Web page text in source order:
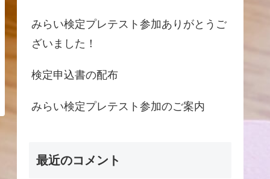
みらい検定プレテスト参加ありがとうご
ざいました！
検定申込書の配布
みらい検定プレテスト参加のご案内
最近のコメント